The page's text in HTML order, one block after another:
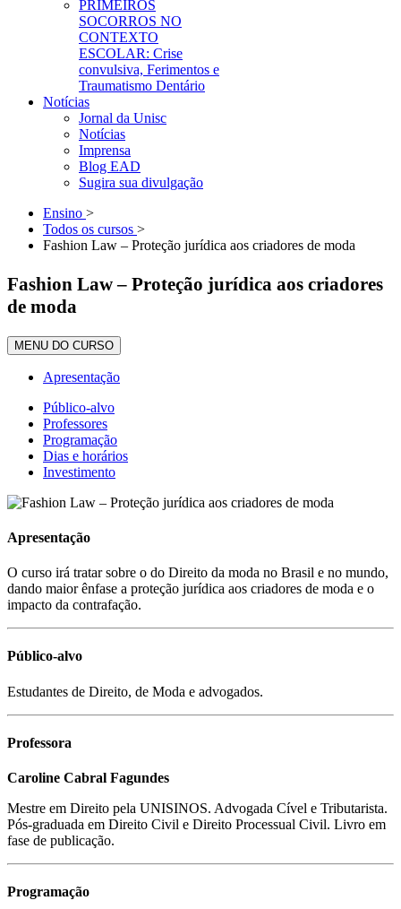
PRIMEIROS
SOCORROS NO
CONTEXTO
ESCOLAR: Crise
convulsiva, Ferimentos e
Traumatismo Dentário
Notícias
Jornal da Unisc
Notícias
Imprensa
Blog EAD
Sugira sua divulgação
Ensino >
Todos os cursos >
Fashion Law – Proteção jurídica aos criadores de moda
Fashion Law – Proteção jurídica aos criadores
de moda
MENU DO CURSO
Apresentação
Público-alvo
Professores
Programação
Dias e horários
Investimento
Apresentação
O curso irá tratar sobre o do Direito da moda no Brasil e no mundo,
dando maior ênfase a proteção jurídica aos criadores de moda e o
impacto da contrafação.
Público-alvo
Estudantes de Direito, de Moda e advogados.
Professora
Caroline Cabral Fagundes
Mestre em Direito pela UNISINOS. Advogada Cível e Tributarista.
Pós-graduada em Direito Civil e Direito Processual Civil. Livro em
fase de publicação.
Programação